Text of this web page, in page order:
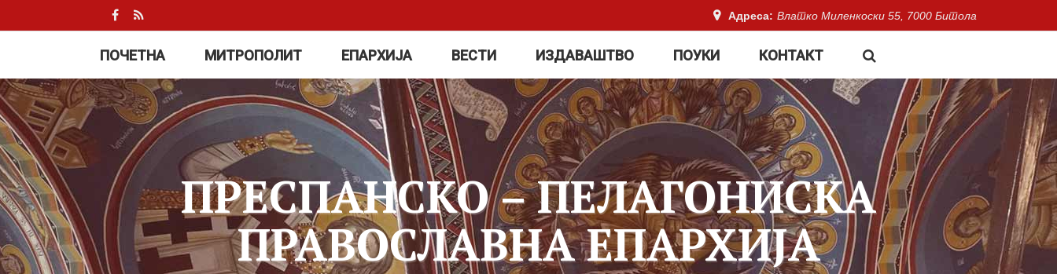
Адреса: Влатко Миленкоски 55, 7000 Битола
ПОЧЕТНА МИТРОПОЛИТ ЕПАРХИЈА ВЕСТИ ИЗДАВАШТВО ПОУКИ КОНТАКТ
ПРЕСПАНСКО – ПЕЛАГОНИСКА
ПРАВОСЛАВНА ЕПАРХИЈА